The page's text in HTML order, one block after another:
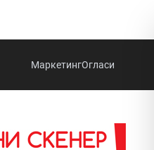
МаркетингОгласи